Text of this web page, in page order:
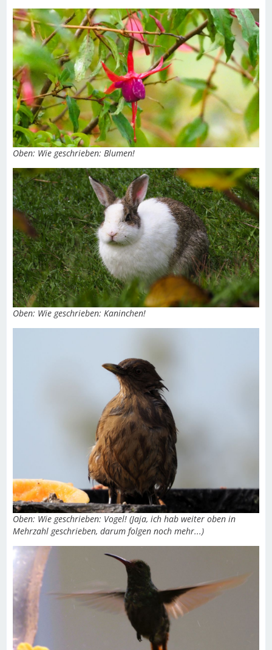
Oben: Wie geschrieben: Blumen!
Oben: Wie geschrieben: Kaninchen!
Oben: Wie geschrieben: Vogel! (Jaja, ich hab weiter oben in
Mehrzahl geschrieben, darum folgen noch mehr...)